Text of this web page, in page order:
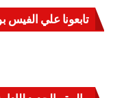
تابعونا علي الفيس